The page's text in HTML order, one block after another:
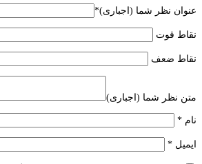
عنوان نظر شما (اجباری)*
نقاط قوت
نقاط ضعف
متن نظر شما (اجباری)
نام *
ایمیل *